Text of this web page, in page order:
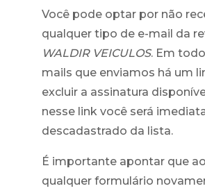
Você pode optar por não
qualquer tipo de e-mail da
WALDIR VEICULOS. Em
mails que enviamos há um
excluir a assinatura
nesse link você será
descadastrado da lista.
É importante apontar que
qualquer formulário